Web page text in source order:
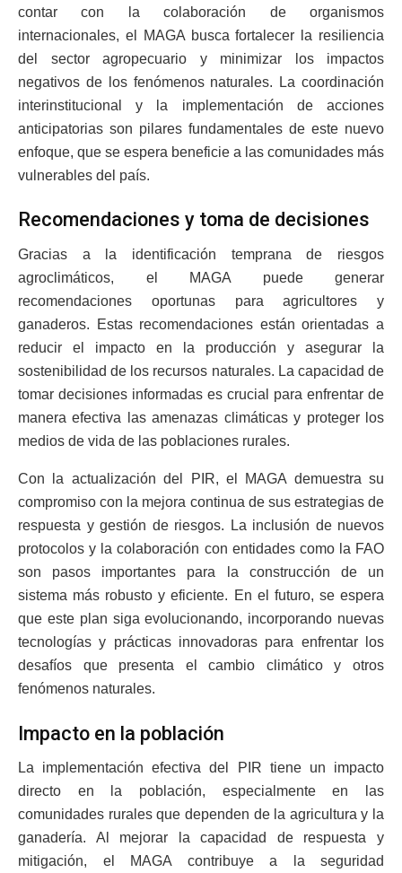
contar con la colaboración de organismos
internacionales, el MAGA busca fortalecer la resiliencia
del sector agropecuario y minimizar los impactos
negativos de los fenómenos naturales. La coordinación
interinstitucional y la implementación de acciones
anticipatorias son pilares fundamentales de este nuevo
enfoque, que se espera beneficie a las comunidades más
vulnerables del país.
Recomendaciones y toma de decisiones
Gracias a la identificación temprana de riesgos
agroclimáticos, el MAGA puede generar
recomendaciones oportunas para agricultores y
ganaderos. Estas recomendaciones están orientadas a
reducir el impacto en la producción y asegurar la
sostenibilidad de los recursos naturales. La capacidad de
tomar decisiones informadas es crucial para enfrentar de
manera efectiva las amenazas climáticas y proteger los
medios de vida de las poblaciones rurales.
Con la actualización del PIR, el MAGA demuestra su
compromiso con la mejora continua de sus estrategias de
respuesta y gestión de riesgos. La inclusión de nuevos
protocolos y la colaboración con entidades como la FAO
son pasos importantes para la construcción de un
sistema más robusto y eficiente. En el futuro, se espera
que este plan siga evolucionando, incorporando nuevas
tecnologías y prácticas innovadoras para enfrentar los
desafíos que presenta el cambio climático y otros
fenómenos naturales.
Impacto en la población
La implementación efectiva del PIR tiene un impacto
directo en la población, especialmente en las
comunidades rurales que dependen de la agricultura y la
ganadería. Al mejorar la capacidad de respuesta y
mitigación, el MAGA contribuye a la seguridad